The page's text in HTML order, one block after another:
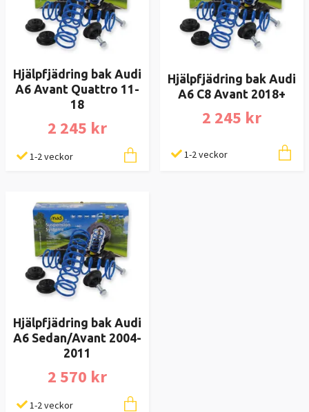
Hjälpfjädring bak Audi
A6 Avant Quattro 11-
18
2 245 kr
1-2 veckor
Hjälpfjädring bak Audi
A6 C8 Avant 2018+
2 245 kr
1-2 veckor
Hjälpfjädring bak Audi
A6 Sedan/Avant 2004-
2011
2 570 kr
1-2 veckor